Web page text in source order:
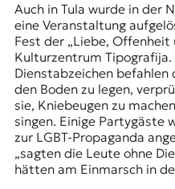
Auch in Tula wurde in der
eine Veranstaltung
Fest der „Liebe, Offenheit
Kulturzentrum
Dienstabzeichen befahlen
den Boden zu legen,
sie, Kniebeugen zu
singen. Einige Partygäste
zur LGBT-Propaganda
„sagten die Leute ohne
hätten am Einmarsch in